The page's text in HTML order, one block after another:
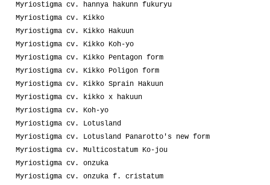
Myriostigma cv. hannya hakunn fukuryu
Myriostigma cv. Kikko
Myriostigma cv. Kikko Hakuun
Myriostigma cv. Kikko Koh-yo
Myriostigma cv. Kikko Pentagon form
Myriostigma cv. Kikko Poligon form
Myriostigma cv. Kikko Sprain Hakuun
Myriostigma cv. kikko x hakuun
Myriostigma cv. Koh-yo
Myriostigma cv. Lotusland
Myriostigma cv. Lotusland Panarotto's new form
Myriostigma cv. Multicostatum Ko-jou
Myriostigma cv. onzuka
Myriostigma cv. onzuka f. cristatum